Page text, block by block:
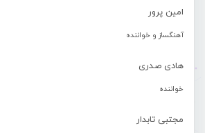
امین پرور
آهنگساز و خواننده
هادی صدری
خواننده
مجتبی تابدار